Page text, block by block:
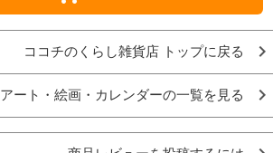
ココチのくらし雑貨店 トップに戻る
アート・絵画・カレンダーの一覧を見る